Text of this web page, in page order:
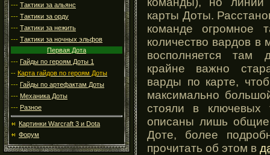
--- Тактики за альянс
--- Тактики за орду
--- Тактики за нежить
--- Тактики за ночных эльфов
Первая Дота
--- Гайды по героям Доты 1
-- Карта гайдов по героям Доты
--- Гайды по артефактам Доты
--- Механика Доты
--- Разное
Картинки Warcraft 3 и Dota
Форум
карты Доты.
команде огромное
количество вардов в
восполняется там
крайне важно
варды по карте,
максимально
стояли в ключевых
описаны лишь общие
Доте, более
прочитать об этом в